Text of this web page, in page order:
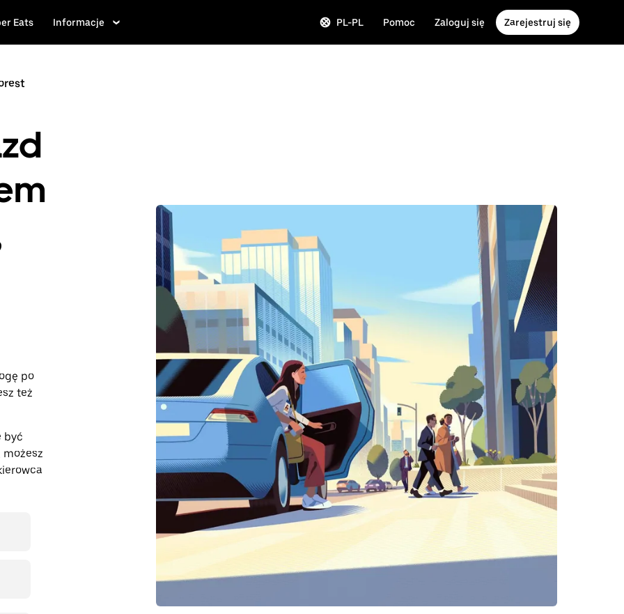
Eats Informacje PL-PL Pomoc Zaloguj się Zarejestruj się
po
też
być
możesz